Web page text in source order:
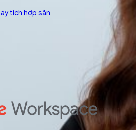
tích hợp sẵn